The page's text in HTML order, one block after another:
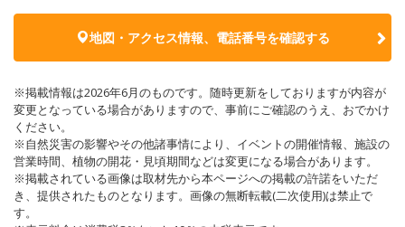
地図・アクセス情報、電話番号を確認する
※掲載情報は2026年6月のものです。随時更新をしておりますが内容が
変更となっている場合がありますので、事前にご確認のうえ、おでかけ
ください。
※自然災害の影響やその他諸事情により、イベントの開催情報、施設の
営業時間、植物の開花・見頃期間などは変更になる場合があります。
※掲載されている画像は取材先から本ページへの掲載の許諾をいただ
き、提供されたものとなります。画像の無断転載(二次使用)は禁止で
す。